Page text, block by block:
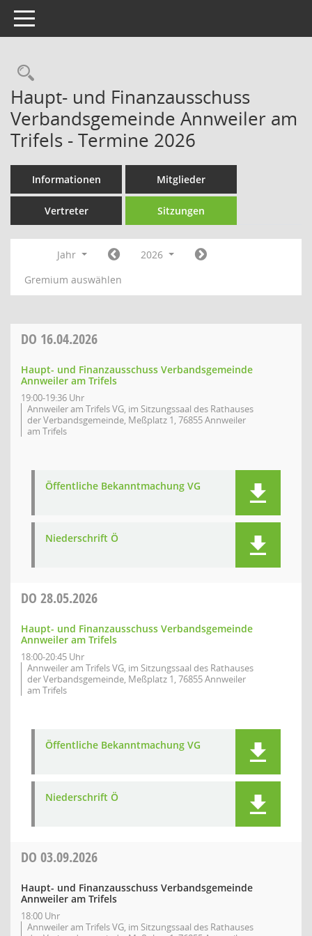
Toggle navigation
Rechercheauswahl
Haupt- und Finanzausschuss
Verbandsgemeinde Annweiler am
Trifels - Termine 2026
Informationen Mitglieder
Vertreter Sitzungen
Jahr
2026
Gremium auswählen
DO 16.04.2026
Haupt- und Finanzausschuss Verbandsgemeinde
Annweiler am Trifels
19:00-19:36 Uhr
Annweiler am Trifels VG, im Sitzungssaal des Rathauses
der Verbandsgemeinde, Meßplatz 1, 76855 Annweiler
am Trifels
Öffentliche Bekanntmachung VG
Niederschrift Ö
DO 28.05.2026
Haupt- und Finanzausschuss Verbandsgemeinde
Annweiler am Trifels
18:00-20:45 Uhr
Annweiler am Trifels VG, im Sitzungssaal des Rathauses
der Verbandsgemeinde, Meßplatz 1, 76855 Annweiler
am Trifels
Öffentliche Bekanntmachung VG
Niederschrift Ö
DO 03.09.2026
Haupt- und Finanzausschuss Verbandsgemeinde
Annweiler am Trifels
18:00 Uhr
Annweiler am Trifels VG, im Sitzungssaal des Rathauses